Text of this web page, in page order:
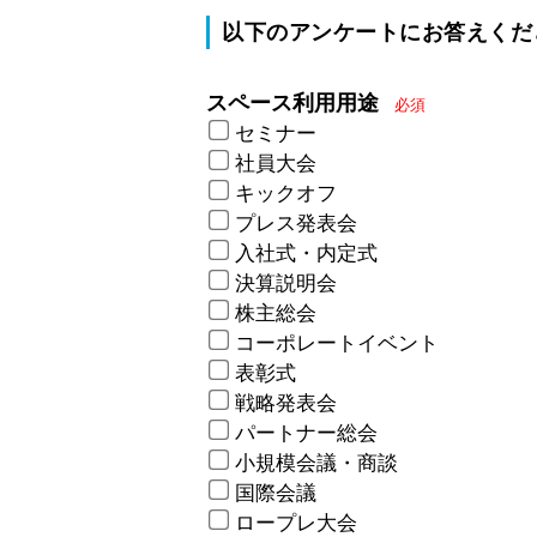
以下のアンケートにお答えく
スペース利用用途 必須
セミナー
社員大会
キックオフ
プレス発表会
入社式・内定式
決算説明会
株主総会
コーポレートイベント
表彰式
戦略発表会
パートナー総会
小規模会議・商談
国際会議
ロープレ大会